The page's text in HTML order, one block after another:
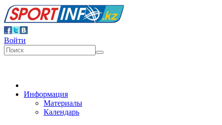
Войти
Информация
Материалы
Календарь